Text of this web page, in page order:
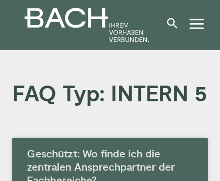
FAQ Typ: INTERN 5
Geschützt: Wo finde ich die
zentralen Ansprechpartner der